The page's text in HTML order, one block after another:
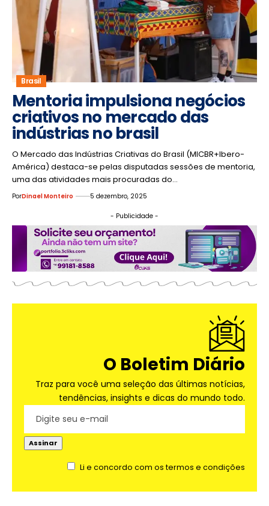
Brasil
Mentoria impulsiona negócios
criativos no mercado das
indústrias no brasil
O Mercado das Indústrias Criativas do Brasil (MICBR+Ibero-
América) destaca-se pelas disputadas sessões de mentoria,
uma das atividades mais procuradas do…
PorDinael Monteiro 5 dezembro, 2025
- Publicidade -
O Boletim Diário
Traz para você uma seleção das últimas notícias,
tendências, insights e dicas do mundo todo.
Li e concordo com os termos e condições